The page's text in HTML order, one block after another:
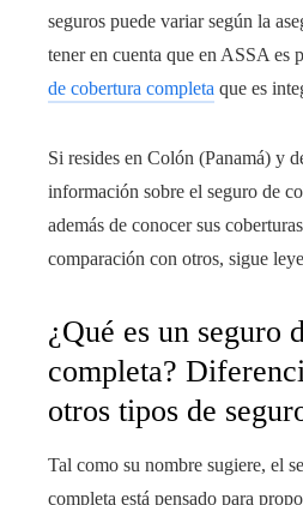
seguros puede variar según la
tener en cuenta que en ASSA es
de cobertura completa que es
Si resides en Colón (Panamá) y
información sobre el seguro de
además de conocer sus
comparación con otros, sigue
¿Qué es un seguro
completa?
otros tipos de
Tal como su nombre sugiere, el
completa está pensado para